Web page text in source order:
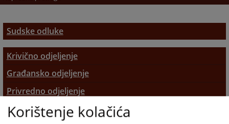
Sudske odluke
Krivično odjeljenje
Građansko odjeljenje
Privredno odjeljenje
Upravno odjeljenje
Korištenje kolačića